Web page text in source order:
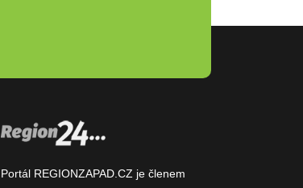
Portál REGIONZAPAD.CZ je členem